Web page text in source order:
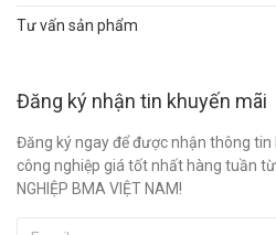
Tư vấn sản phẩm
Đăng ký nhận tin khuyến mãi
Đăng ký ngay để được nhận thông
công nghiệp giá tốt nhất hàng tuần từ
NGHIỆP BMA VIỆT NAM!